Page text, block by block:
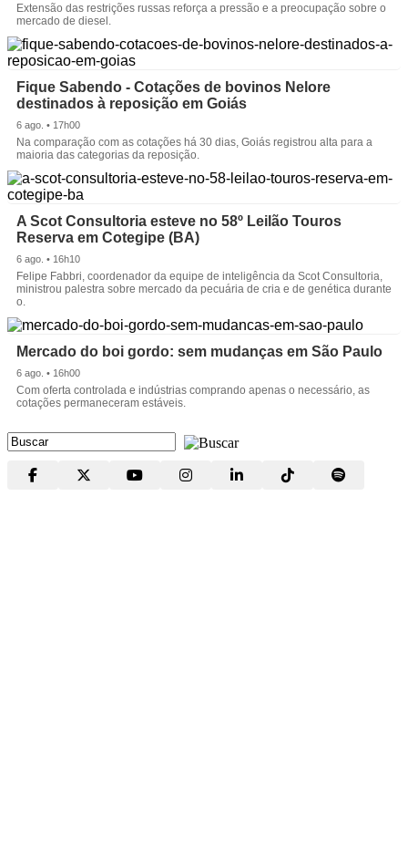
Extensão das restrições russas reforça a pressão e a preocupação sobre o
mercado de diesel.
Fique Sabendo - Cotações de bovinos Nelore
destinados à reposição em Goiás
6 ago. • 17h00
Na comparação com as cotações há 30 dias, Goiás registrou alta para a
maioria das categorias da reposição.
A Scot Consultoria esteve no 58º Leilão Touros
Reserva em Cotegipe (BA)
6 ago. • 16h10
Felipe Fabbri, coordenador da equipe de inteligência da Scot Consultoria,
ministrou palestra sobre mercado da pecuária de cria e de genética durante
o.
Mercado do boi gordo: sem mudanças em São Paulo
6 ago. • 16h00
Com oferta controlada e indústrias comprando apenas o necessário, as
cotações permaneceram estáveis.